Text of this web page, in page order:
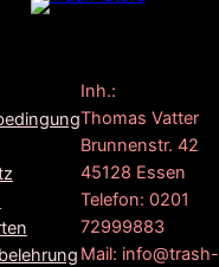
Inh.:
Thomas Vatter
Brunnenstr. 42
45128 Essen
Telefon: 0201
72999883
Mail: info@trash-